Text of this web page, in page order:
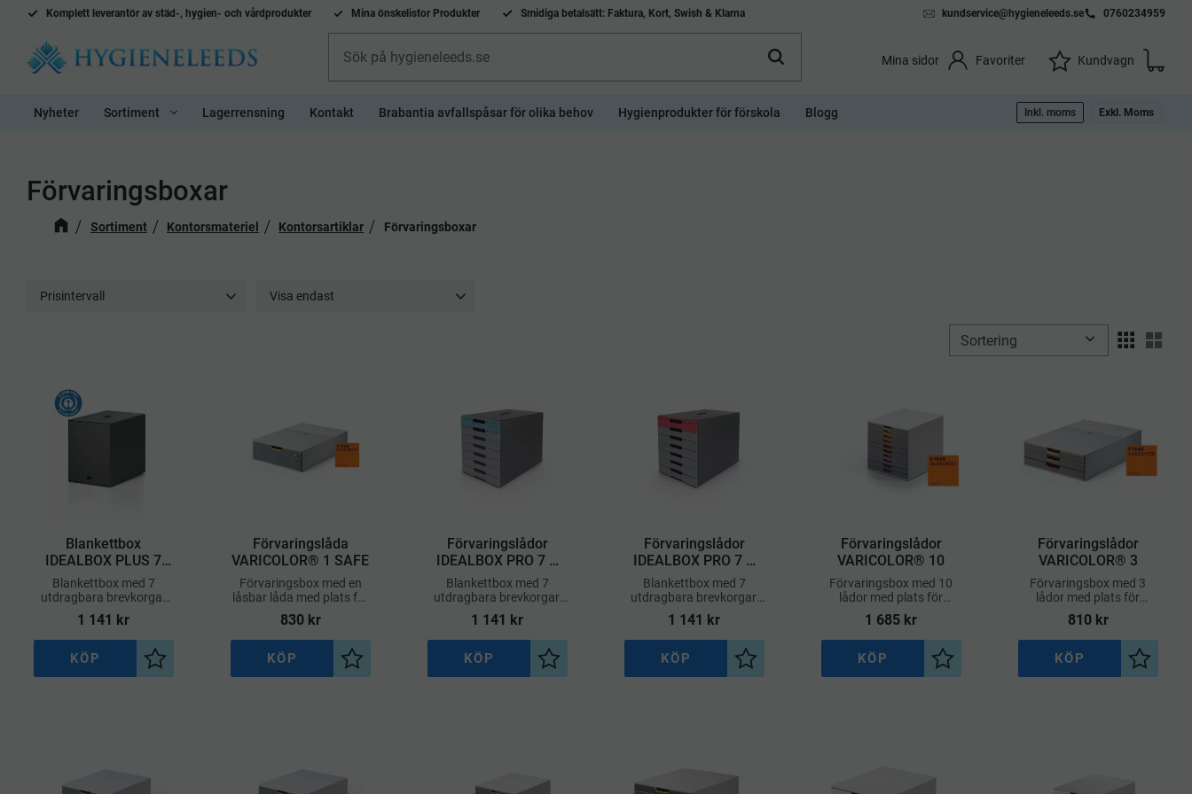
Komplett leverantör av städ-, hygien- och vårdprodukter Mina önskelistor Produkter Smidiga betalsätt: Faktura, Kort, Swish & Klarna kundservice@hygieneleeds.se 0760234959
Mina sidor Favoriter Kundvagn
Önskelista
Nyheter Sortiment Lagerrensning Kontakt Brabantia avfallspåsar för olika behov Hygienprodukter för förskola Blogg Inkl. moms Exkl. Moms
Förvaringsboxar
Sortiment Kontorsmateriel Kontorsartiklar Förvaringsboxar
Prisintervall Visa endast
Blankettbox
IDEALBOX PLUS 7
BLUE ANGEL –
Mörkgrå
Blankettbox med 7
utdragbara brevkorgar
med plats för dokument,
mappar, broschyrer,
block mm. Med
nedfällbar front. Blue
Angel certifierad.
1 141 kr
Lägg till i önskelista
KÖP
Förvaringslåda
VARICOLOR® 1 SAFE
Förvaringsbox med en
låsbar låda med plats för
dokument och personliga
tillhörigheter som inte
vem som helst ska
komma åt.
830kr
Lägg till i önskelista
KÖP
Förvaringslådor
IDEALBOX PRO 7 –
Blå
Blankettbox med 7
utdragbara brevkorgar,
som går att märka med
medföljande
klisteretikett. Blue Angel
certifierad.
1 141 kr
Lägg till i önskelista
KÖP
Förvaringslådor
IDEALBOX PRO 7 –
Röd
Blankettbox med 7
utdragbara brevkorgar,
som går att märka med
medföljande
klisteretikett. Blue Angel
certifierad.
1 141 kr
Lägg till i önskelista
KÖP
Förvaringslådor
VARICOLOR® 10
Förvaringsbox med 10
lådor med plats för
dokument, mappar,
kataloger, surfplatta,
kablar, block och diverse
annat.
1 685 kr
Lägg till i önskelista
KÖP
Förvaringslådor
VARICOLOR® 3
Förvaringsbox med 3
lådor med plats för
dokument, mappar,
kataloger, surfplatta,
kablar, block och diverse
annat.
810kr
Lägg till
KÖP